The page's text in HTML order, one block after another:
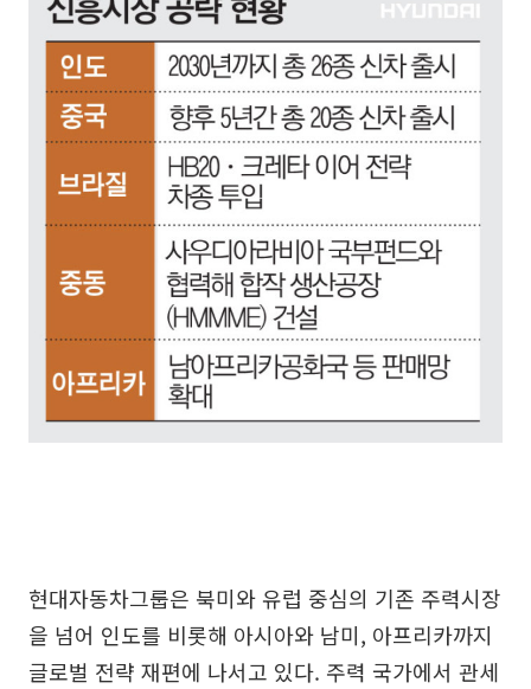
현대자동차그룹은 북미와 유럽 중심의 기존 주력시장
을 넘어 인도를 비롯해 아시아와 남미, 아프리카까지
글로벌 전략 재편에 나서고 있다. 주력 국가에서 관세